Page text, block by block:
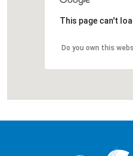
This page can't
Do you own this